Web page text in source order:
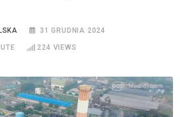
31 GRUDNIA 2024
224 VIEWS